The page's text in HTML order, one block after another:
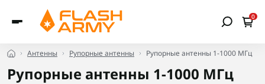
0
Антенны Рупорные антенны Рупорные антенны 1-1000 МГц
Рупорные антенны 1-1000 МГц